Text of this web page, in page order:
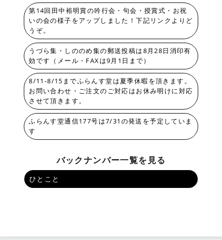
第14回田中裕明賞の吟行会・句会・授賞式・お祝
いの会の様子をアップしました！下記リンクよりど
うぞ。
うづら集・しののめ集の郵送投稿は8月28日消印有
効です（メール・FAXは9月1日まで）
8/11-8/15までふらんす堂は夏季休暇を頂きます。
お問い合わせ・ご注文のご対応はお休み明けに対応
させて頂きます。
ふらんす堂通信177号は7/31の発送を予定していま
す
バックナンバー一覧を見る
ひとこと